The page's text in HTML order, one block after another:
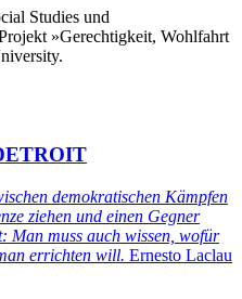
Studies und
»Gerechtigkeit, Wohlfahrt
demokratischen Kämpfen
ziehen und einen Gegner
Man muss auch wissen, wofür
errichten will. Ernesto Laclau